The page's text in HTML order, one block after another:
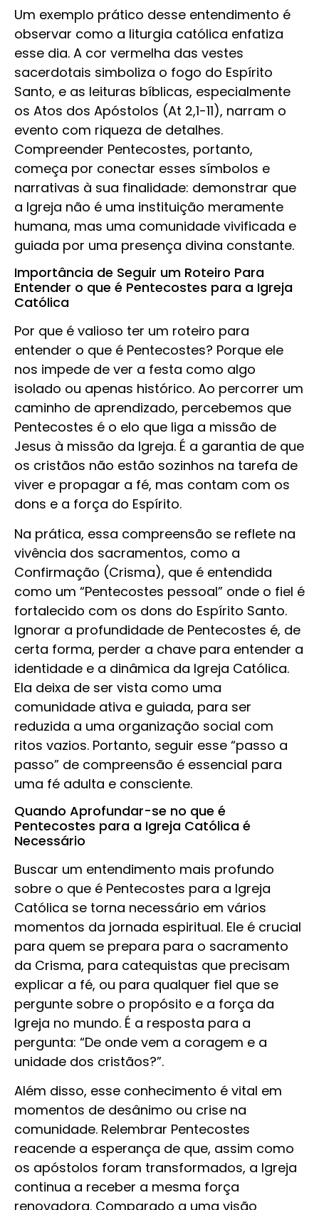
Um exemplo prático desse entendimento é
observar como a liturgia católica enfatiza
esse dia. A cor vermelha das vestes
sacerdotais simboliza o fogo do Espírito
Santo, e as leituras bíblicas, especialmente
os Atos dos Apóstolos (At 2,1-11), narram o
evento com riqueza de detalhes.
Compreender Pentecostes, portanto,
começa por conectar esses símbolos e
narrativas à sua finalidade: demonstrar que
a Igreja não é uma instituição meramente
humana, mas uma comunidade vivificada e
guiada por uma presença divina constante.
Importância de Seguir um Roteiro Para
Entender o que é Pentecostes para a Igreja
Católica
Por que é valioso ter um roteiro para
entender o que é Pentecostes? Porque ele
nos impede de ver a festa como algo
isolado ou apenas histórico. Ao percorrer um
caminho de aprendizado, percebemos que
Pentecostes é o elo que liga a missão de
Jesus à missão da Igreja. É a garantia de que
os cristãos não estão sozinhos na tarefa de
viver e propagar a fé, mas contam com os
dons e a força do Espírito.
Na prática, essa compreensão se reflete na
vivência dos sacramentos, como a
Confirmação (Crisma), que é entendida
como um “Pentecostes pessoal” onde o fiel é
fortalecido com os dons do Espírito Santo.
Ignorar a profundidade de Pentecostes é, de
certa forma, perder a chave para entender a
identidade e a dinâmica da Igreja Católica.
Ela deixa de ser vista como uma
comunidade ativa e guiada, para ser
reduzida a uma organização social com
ritos vazios. Portanto, seguir esse “passo a
passo” de compreensão é essencial para
uma fé adulta e consciente.
Quando Aprofundar-se no que é
Pentecostes para a Igreja Católica é
Necessário
Buscar um entendimento mais profundo
sobre o que é Pentecostes para a Igreja
Católica se torna necessário em vários
momentos da jornada espiritual. Ele é crucial
para quem se prepara para o sacramento
da Crisma, para catequistas que precisam
explicar a fé, ou para qualquer fiel que se
pergunte sobre o propósito e a força da
Igreja no mundo. É a resposta para a
pergunta: “De onde vem a coragem e a
unidade dos cristãos?”.
Além disso, esse conhecimento é vital em
momentos de desânimo ou crise na
comunidade. Relembrar Pentecostes
reacende a esperança de que, assim como
os apóstolos foram transformados, a Igreja
continua a receber a mesma força
renovadora. Comparado a uma visão